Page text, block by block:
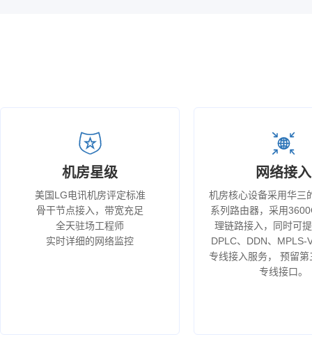

机房星级
美国LG电讯机房评定标准
骨干节点接入，带宽充足
全天驻场工程师
实时详细的网络监控

网络接入
机房核心设备采用华三
系列路由器，采用
理链路接入，同时可
DPLC、DDN、MPLS-
专线接入服务， 预留第
专线接口。